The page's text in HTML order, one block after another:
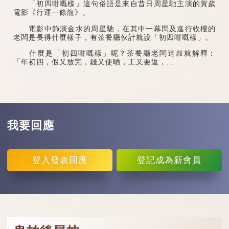
「初四咁嘅樣」這句俗語是來自昔日周星馳主演的賀歲
電影《行運一條龍》。
電影中飾演金水的周星馳，在其中一幕問及進行收樓的
老闆是長得什麼樣子，有茶餐廳伙計就說「初四咁嘅樣」。
什麼是「初四咁嘅樣」呢？茶餐廳老闆達叔就解釋：
「年初四，假又放完，錢又使晒，工又要返，...
我要回應
登入 發表回應 登記成為新會員